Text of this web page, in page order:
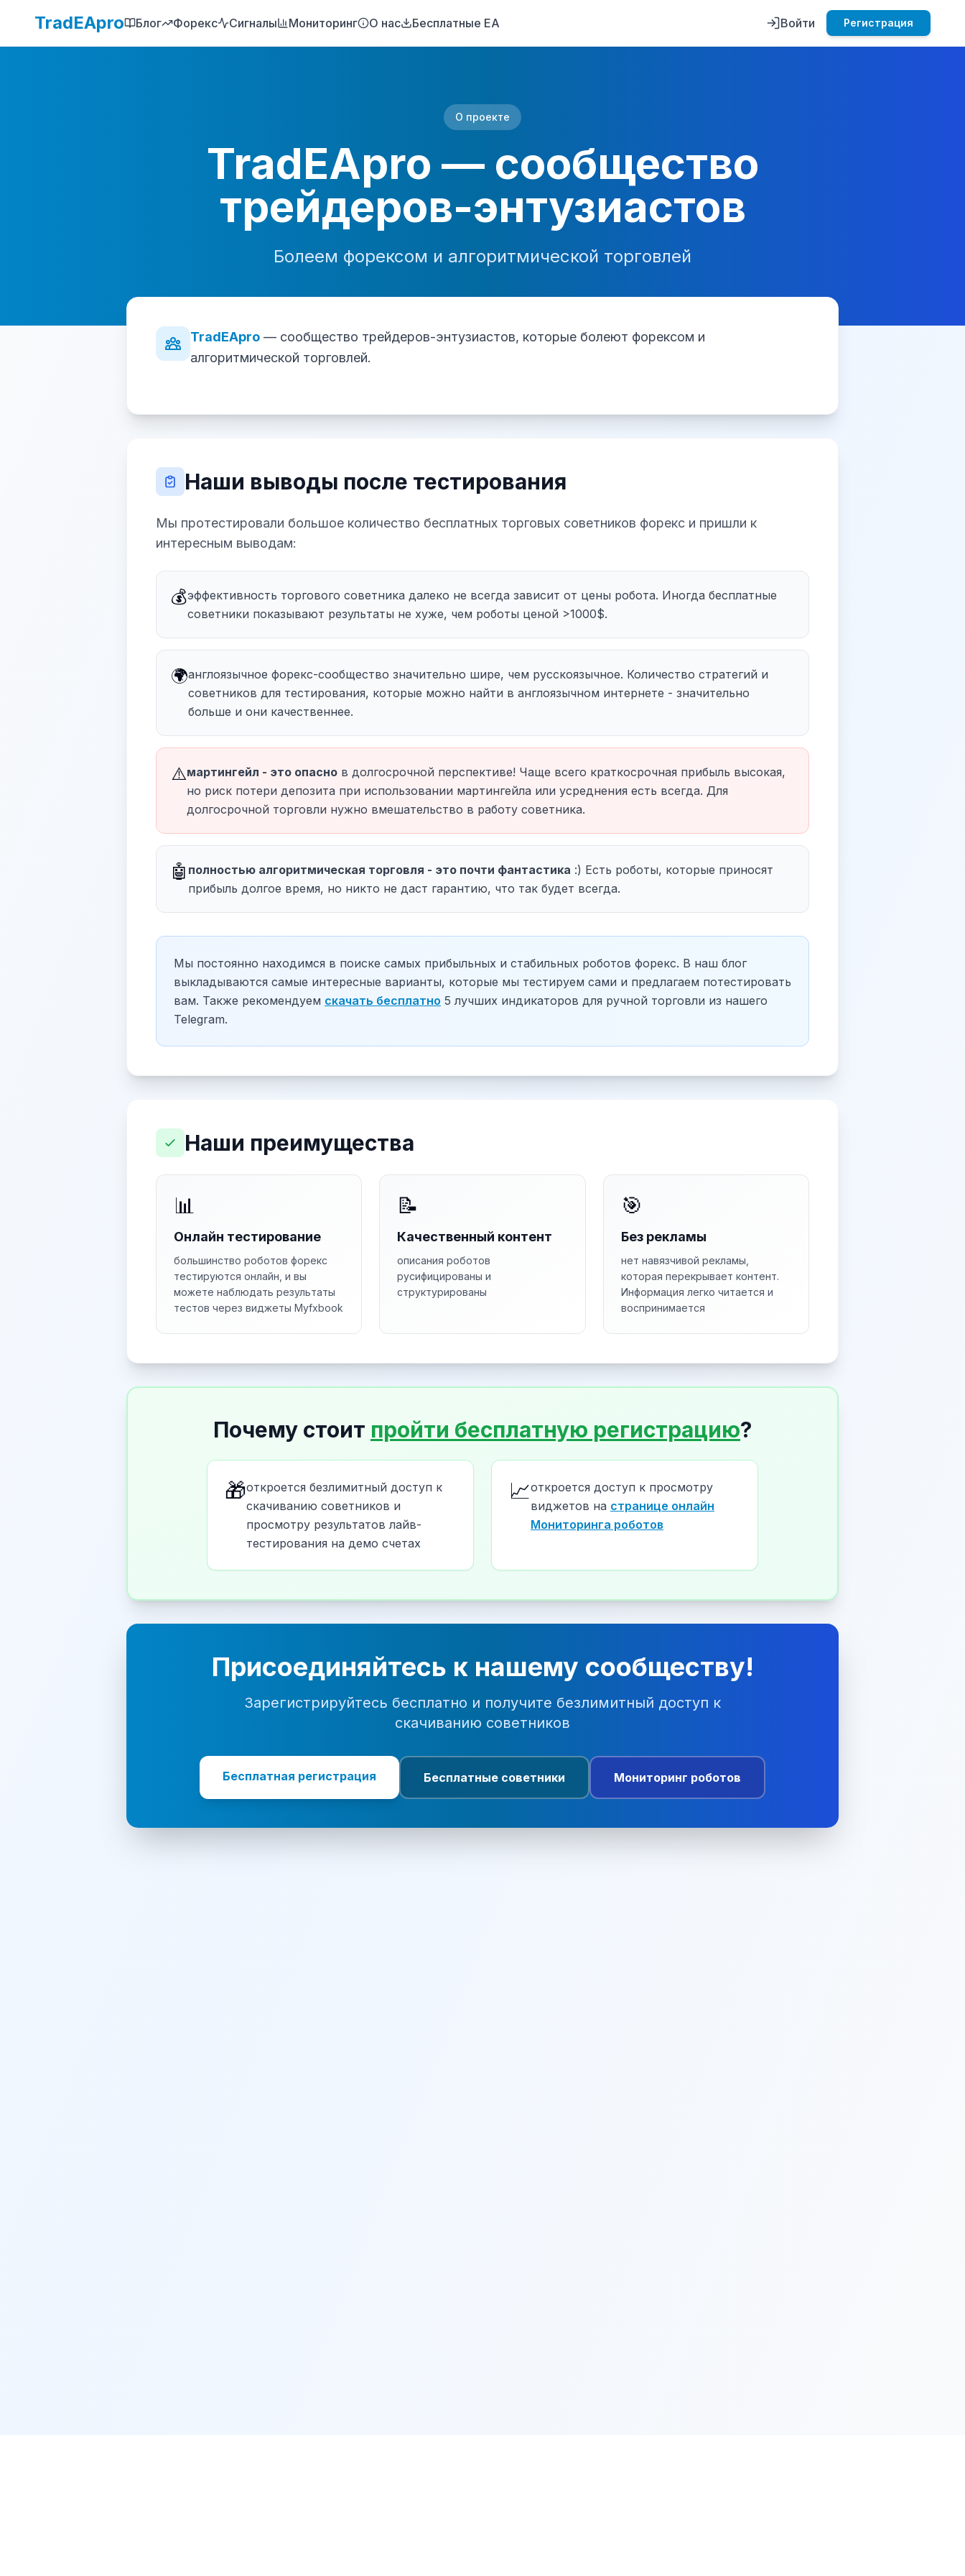
TradEApro Блог Форекс Сигналы Мониторинг О нас Бесплатные EA Войти Регистрация
О проекте
TradEApro — сообщество
трейдеров-энтузиастов
Болеем форексом и алгоритмической торговлей
TradEApro — сообщество трейдеров-энтузиастов, которые болеют форексом и
алгоритмической торговлей.
Наши выводы после тестирования
Мы протестировали большое количество бесплатных торговых советников форекс и пришли к
интересным выводам:
💰эффективность торгового советника далеко не всегда зависит от цены робота. Иногда бесплатные
советники показывают результаты не хуже, чем роботы ценой >1000$.
🌍англоязычное форекс-сообщество значительно шире, чем русскоязычное. Количество стратегий и
советников для тестирования, которые можно найти в англоязычном интернете - значительно
больше и они качественнее.
⚠️мартингейл - это опасно в долгосрочной перспективе! Чаще всего краткосрочная прибыль высокая,
но риск потери депозита при использовании мартингейла или усреднения есть всегда. Для
долгосрочной торговли нужно вмешательство в работу советника.
🤖 полностью алгоритмическая торговля - это почти фантастика :) Есть роботы, которые приносят
прибыль долгое время, но никто не даст гарантию, что так будет всегда.
Мы постоянно находимся в поиске самых прибыльных и стабильных роботов форекс. В наш блог
выкладываются самые интересные варианты, которые мы тестируем сами и предлагаем потестировать
вам. Также рекомендуем скачать бесплатно 5 лучших индикаторов для ручной торговли из нашего
Telegram.
Наши преимущества
📊
Онлайн тестирование
большинство роботов форекс
тестируются онлайн, и вы
можете наблюдать результаты
тестов через виджеты Myfxbook
📝
Качественный контент
описания роботов
русифицированы и
структурированы
🎯
Без рекламы
нет навязчивой рекламы,
которая перекрывает контент.
Информация легко читается и
воспринимается
Почему стоит пройти бесплатную регистрацию?
🎁откроется безлимитный доступ к
скачиванию советников и
просмотру результатов лайв-
тестирования на демо счетах
📈откроется доступ к просмотру
виджетов на странице онлайн
Мониторинга роботов
Присоединяйтесь к нашему сообществу!
Зарегистрируйтесь бесплатно и получите безлимитный доступ к
скачиванию советников
Бесплатная регистрация Бесплатные советники Мониторинг роботов